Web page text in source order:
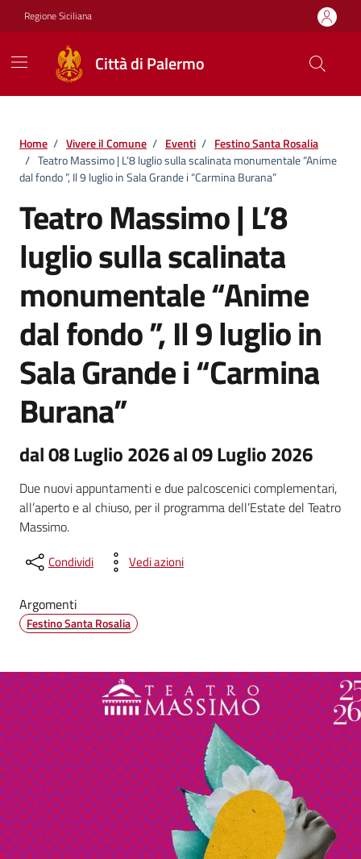
Vai ai contenuti
Vai al footer
Regione Siciliana
Città di Palermo
Home / Vivere il Comune / Eventi / Festino Santa Rosalia
/ Teatro Massimo | L’8 luglio sulla scalinata monumentale “Anime
dal fondo ”, Il 9 luglio in Sala Grande i “Carmina Burana”
Teatro Massimo | L’8
luglio sulla scalinata
monumentale “Anime
dal fondo ”, Il 9 luglio in
Sala Grande i “Carmina
Burana”
dal 08 Luglio 2026 al 09 Luglio 2026
Due nuovi appuntamenti e due palcoscenici complementari,
all’aperto e al chiuso, per il programma dell’Estate del Teatro
Massimo.
Condividi Vedi azioni
Argomenti
Festino Santa Rosalia